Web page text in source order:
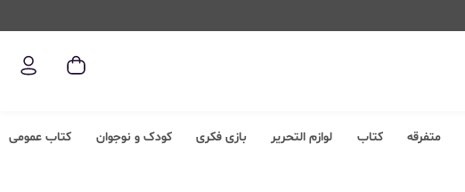
متفرقه کتاب لوازم التحریر بازی فکری کودک و نوجوان کتاب عمومی